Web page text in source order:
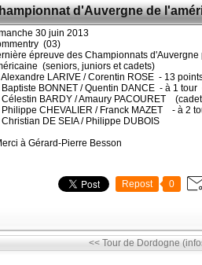
d'Auvergne de
30 juin 2013
(03)
épreuve des Championnats d'Auvergne
(seniors, juniors et cadets)
Alexandre LARIVE / Corentin ROSE - 13
Baptiste BONNET / Quentin DANCE - à 1 tour
Célestin BARDY / Amaury PACOURET
Philippe CHEVALIER / Franck MAZET - à 2
Christian DE SEIA / Philippe DUBOIS
à Gérard-Pierre Besson
Repost 0
<< Tour de Dordogne